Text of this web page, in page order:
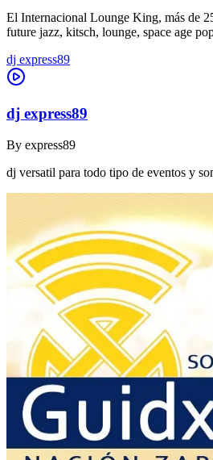
El Internacional Lounge King, más de
future jazz, kitsch, lounge, space age
dj express89
dj express89
By express89
dj versatil para todo tipo de eventos y